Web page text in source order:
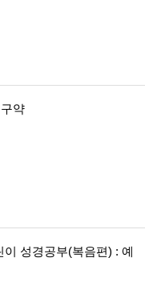
약
성경공부(복음편) : 예